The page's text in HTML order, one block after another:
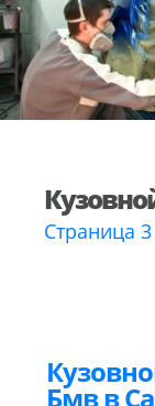
Страница
Бмв в